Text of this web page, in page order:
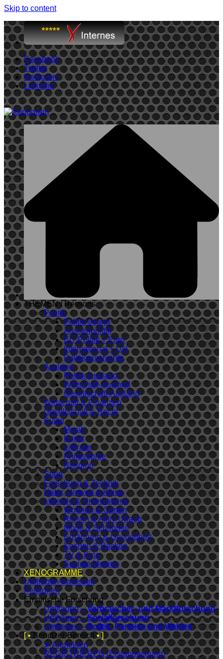
Skip to content
Facebook
Twitter
Instagram
Linkedin
THEMEN / Ressorts
Politik
Politik-Inland
Aussenpolitik
EU-Politik + Euro
International + UN
Politikgeschichte
Ausland
Politik-Ausland
Wirtschaft-Ausland
Gesellschaft-Ausland
Wirtschaft & Finanzen
Gesellschaft & Recht
Kultur
Musik
Kunst
Literatur
Philosophie
Religion
Sport
Forschung & Technik
Natur, Umwelt & Klima
Lifestyle & Unterhaltung
Wohnen & Garten
Reisen & Aktiv-Urlaub
Mode & Schönheit
Ernährung & Gesundheit
Kochen & Backen
TV & Kino
Soziale Medien
XENOGRAMME
Umfragen-Karussell
Petitionen
Empirische Forschung
Umfragen –Verbraucher- und Marktforschung
Umfragen –Sozialforschung
Umfragen –Politik, Parteien und Wahlen
[ •Benutzer-Bereich• ]
➤ Anmelden
REGISTRIEREN (Erstanmeldung)